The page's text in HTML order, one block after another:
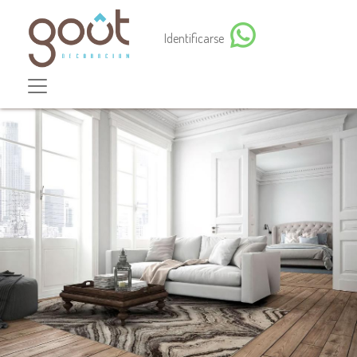
Identificarse